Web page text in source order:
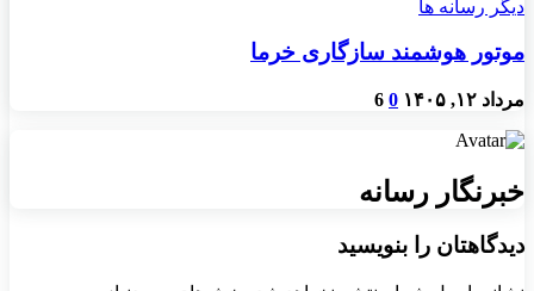
دیگر رسانه ها
موتور هوشمند سازگاری خرما
مرداد ۱۲, ۱۴۰۵ 0
6
خبرنگار رسانه
دیدگاهتان را بنویسید